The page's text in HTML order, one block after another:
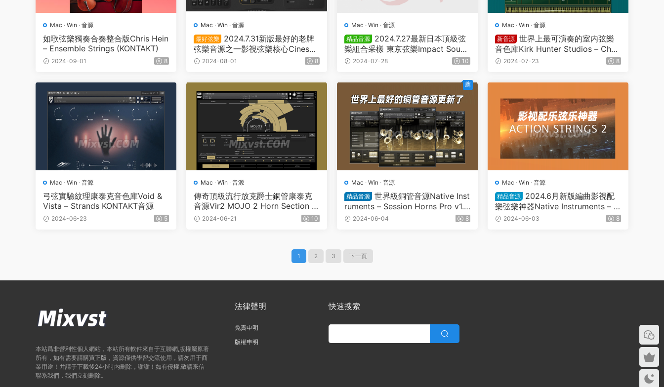
Mac · Win · 音源
如歌弦樂獨奏合奏整合版Chris Hein
– Ensemble Strings (KONTAKT)
2024-09-01 8
Mac · Win · 音源
最好弦樂
2024.7.31新版最好的老牌
弦樂音源之一影視弦樂核心Cinesa
mples – CineStrings Core v2.0.1
2024-08-01 8
Mac · Win · 音源
精品音源
2024.7.27最新日本頂級弦
樂組合采樣 東京弦樂Impact Sound
works Tokyo Scoring Strings KO
2024-07-28 10
Mac · Win · 音源
新音源 世界上最可演奏的室内弦樂
音色庫Kirk Hunter Studios – Cha
mber Strings Adaptive KONTAKT
2024-07-23 8
Mac · Win · 音源
弓弦實驗紋理康泰克音色庫Void &
Vista – Strands KONTAKT音源
2024-06-23 5
Mac · Win · 音源
傳奇頂級流行放克爵士銅管康泰克
音源Vir2 MOJO 2 Horn Section v
2.0 KONTAKT
2024-06-21 10
Mac · Win · 音源
精品音源 世界級銅管音源Native Inst
ruments – Session Horns Pro v1.
5.0 KONTAKT康泰克
2024-06-04 8
薦
Mac · Win · 音源
精品音源
2024.6月新版編曲影視配
樂弦樂神器Native Instruments – A
ction Strings 2 v1.2.0 KONTAKT康
2024-06-03 8
1 2 3 下一頁
本站爲非營利性個人網站，本站所有軟件來自于互聯網,版權屬原著
所有，如有需要請購買正版，資源僅供學習交流使用，請勿用于商
業用途！并請于下載後24小時内删除，謝謝！如有侵權,敬請來信
聯系我們，我們立刻删除。
法律聲明
免責申明
版權申明
快速搜索